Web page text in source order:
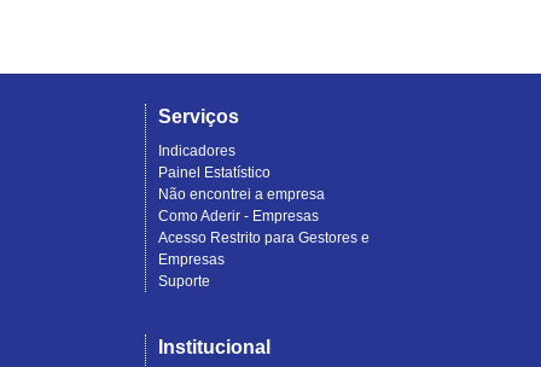
Serviços
Indicadores
Painel Estatístico
Não encontrei a empresa
Como Aderir - Empresas
Acesso Restrito para Gestores e
Empresas
Suporte
Institucional